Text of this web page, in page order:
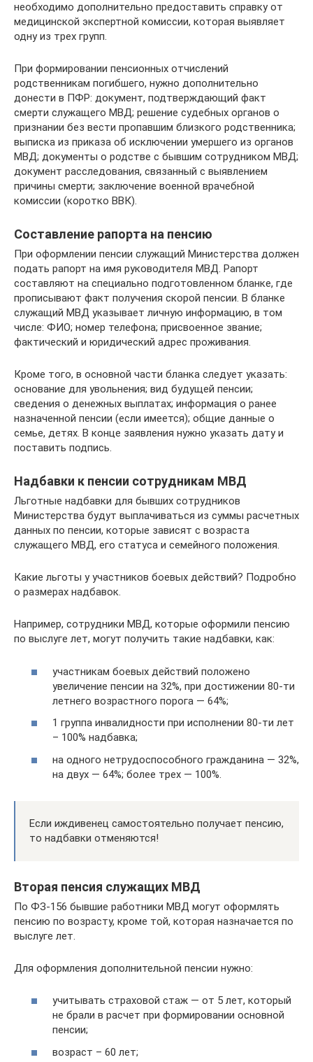
необходимо дополнительно предоставить справку от
медицинской экспертной комиссии, которая выявляет
одну из трех групп.
При формировании пенсионных отчислений
родственникам погибшего, нужно дополнительно
донести в ПФР: документ, подтверждающий факт
смерти служащего МВД; решение судебных органов о
признании без вести пропавшим близкого родственника;
выписка из приказа об исключении умершего из органов
МВД; документы о родстве с бывшим сотрудником МВД;
документ расследования, связанный с выявлением
причины смерти; заключение военной врачебной
комиссии (коротко ВВК).
Составление рапорта на пенсию
При оформлении пенсии служащий Министерства должен
подать рапорт на имя руководителя МВД. Рапорт
составляют на специально подготовленном бланке, где
прописывают факт получения скорой пенсии. В бланке
служащий МВД указывает личную информацию, в том
числе: ФИО; номер телефона; присвоенное звание;
фактический и юридический адрес проживания.
Кроме того, в основной части бланка следует указать:
основание для увольнения; вид будущей пенсии;
сведения о денежных выплатах; информация о ранее
назначенной пенсии (если имеется); общие данные о
семье, детях. В конце заявления нужно указать дату и
поставить подпись.
Надбавки к пенсии сотрудникам МВД
Льготные надбавки для бывших сотрудников
Министерства будут выплачиваться из суммы расчетных
данных по пенсии, которые зависят с возраста
служащего МВД, его статуса и семейного положения.
Какие льготы у участников боевых действий? Подробно
о размерах надбавок.
Например, сотрудники МВД, которые оформили пенсию
по выслуге лет, могут получить такие надбавки, как:
участникам боевых действий положено
увеличение пенсии на 32%, при достижении 80-ти
летнего возрастного порога — 64%;
1 группа инвалидности при исполнении 80-ти лет
– 100% надбавка;
на одного нетрудоспособного гражданина — 32%,
на двух — 64%; более трех — 100%.
Если иждивенец самостоятельно получает пенсию,
то надбавки отменяются!
Вторая пенсия служащих МВД
По ФЗ-156 бывшие работники МВД могут оформлять
пенсию по возрасту, кроме той, которая назначается по
выслуге лет.
Для оформления дополнительной пенсии нужно:
учитывать страховой стаж — от 5 лет, который
не брали в расчет при формировании основной
пенсии;
возраст – 60 лет;